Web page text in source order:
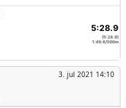
5:28.9
(5:28.9)
1:49.6/500m
3. jul 2021 14:10